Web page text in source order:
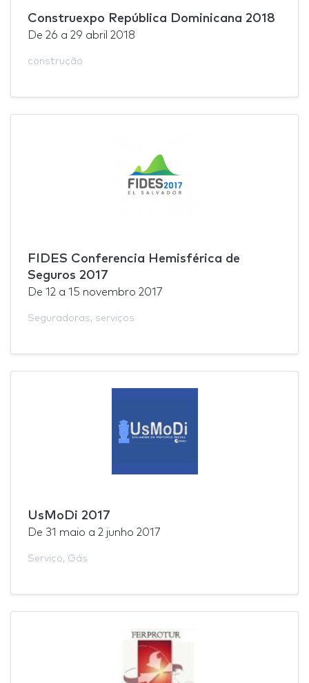
Construexpo República Dominicana 2018
De 26 a 29 abril 2018
construção
FIDES Conferencia Hemisférica de
Seguros 2017
De 12 a 15 novembro 2017
Seguradoras, serviços
UsMoDi 2017
De 31 maio a 2 junho 2017
Serviço, Gás